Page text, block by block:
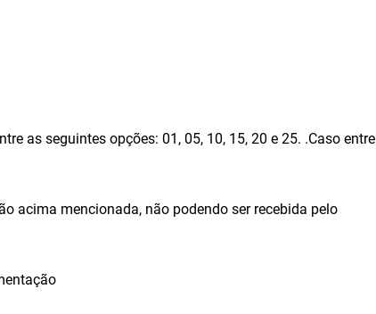
as seguintes opções: 01, 05, 10, 15, 20 e 25. .Caso entre
acima mencionada, não podendo ser recebida pelo